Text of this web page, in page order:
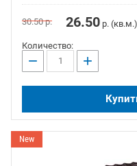
30.50р. 26.50 р. (кв.м.)
Количество:
− +
New